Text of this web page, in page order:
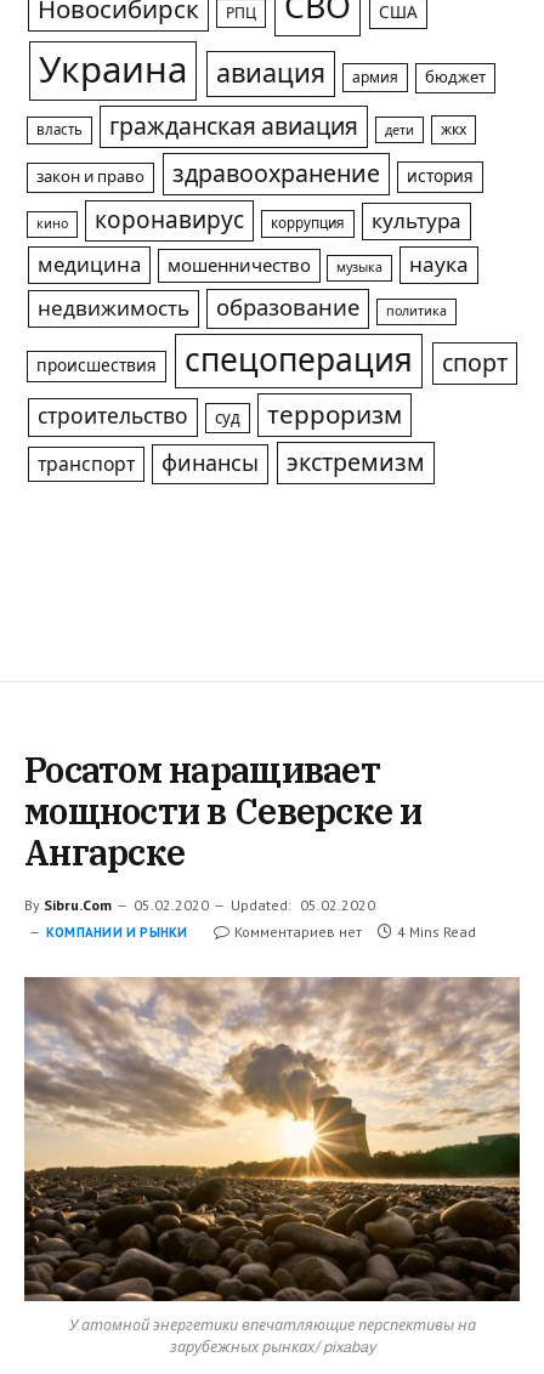
Новосибирск РПЦ СВО США
Украина авиация армия бюджет
власть гражданская авиация дети жкх
закон и право здравоохранение история
кино коронавирус коррупция
культура
медицина
мошенничество музыка
наука
недвижимость
образование политика
происшествия спецоперация спорт
строительство суд терроризм
транспорт финансы экстремизм
Росатом наращивает
мощности в Северске и
Ангарске
By Sibru.Com 05.02.2020 Updated: 05.02.2020
КОМПАНИИ И РЫНКИ Комментариев нет 4 Mins Read
У атомной энергетики впечатляющие перспективы на
зарубежных рынках/ pixabay